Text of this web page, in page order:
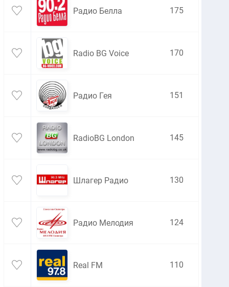
Радио Белла 175
Radio BG Voice 170
Радио Гея 151
RadioBG London 145
Шлагер Радио 130
Радио Мелодия 124
Real FM 110